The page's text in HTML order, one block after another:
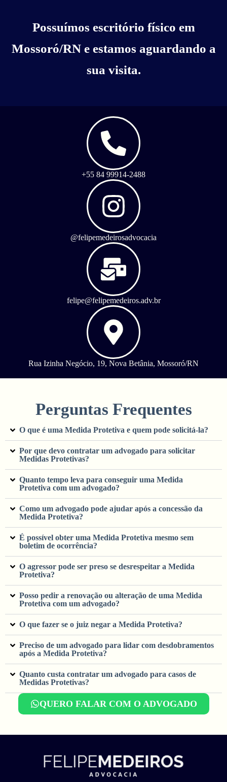
Possuímos escritório físico em
Mossoró/RN e estamos aguardando a
sua visita.
+55 84 99914-2488
@felipemedeirosadvocacia
felipe@felipemedeiros.adv.br
Rua Izinha Negócio, 19, Nova Betânia, Mossoró/RN
Perguntas Frequentes
O que é uma Medida Protetiva e quem pode solicitá-la?
Por que devo contratar um advogado para solicitar
Medidas Protetivas?
Quanto tempo leva para conseguir uma Medida
Protetiva com um advogado?
Como um advogado pode ajudar após a concessão da
Medida Protetiva?
É possível obter uma Medida Protetiva mesmo sem
boletim de ocorrência?
O agressor pode ser preso se desrespeitar a Medida
Protetiva?
Posso pedir a renovação ou alteração de uma Medida
Protetiva com um advogado?
O que fazer se o juiz negar a Medida Protetiva?
Preciso de um advogado para lidar com desdobramentos
após a Medida Protetiva?
Quanto custa contratar um advogado para casos de
Medidas Protetivas?
QUERO FALAR COM O ADVOGADO